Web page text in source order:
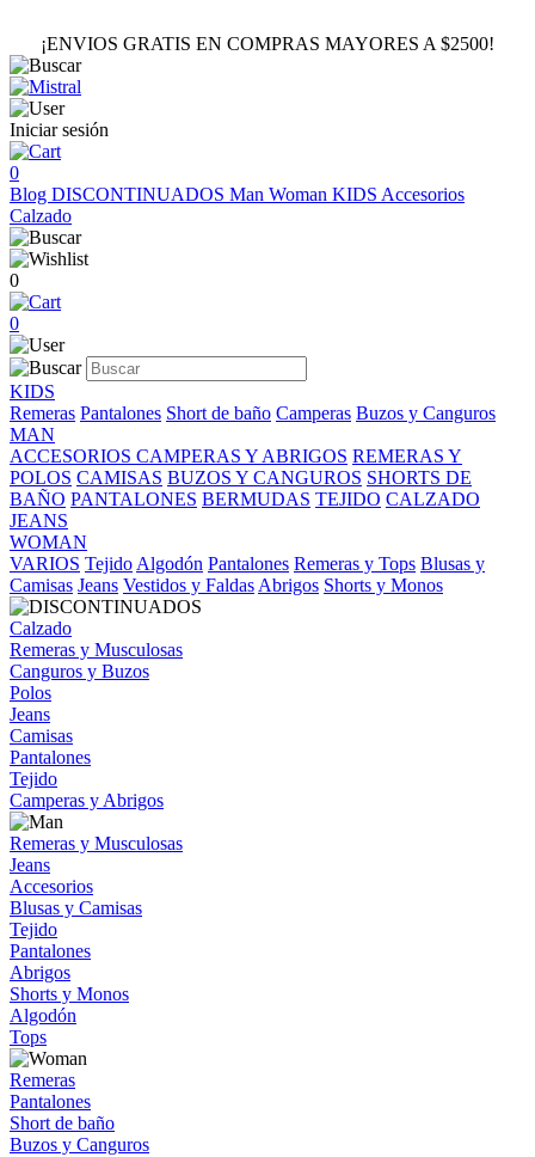
¡ENVIOS GRATIS EN COMPRAS MAYORES A $2500!
Iniciar sesión
0
Blog DISCONTINUADOS Man Woman KIDS Accesorios
Calzado
0
0
KIDS
Remeras Pantalones Short de baño Camperas Buzos y Canguros
MAN
ACCESORIOS CAMPERAS Y ABRIGOS REMERAS Y
POLOS CAMISAS BUZOS Y CANGUROS SHORTS DE
BAÑO PANTALONES BERMUDAS TEJIDO CALZADO
JEANS
WOMAN
VARIOS Tejido Algodón Pantalones Remeras y Tops Blusas y
Camisas Jeans Vestidos y Faldas Abrigos Shorts y Monos
Calzado
Remeras y Musculosas
Canguros y Buzos
Polos
Jeans
Camisas
Pantalones
Tejido
Camperas y Abrigos
Remeras y Musculosas
Jeans
Accesorios
Blusas y Camisas
Tejido
Pantalones
Abrigos
Shorts y Monos
Algodón
Tops
Remeras
Pantalones
Short de baño
Buzos y Canguros